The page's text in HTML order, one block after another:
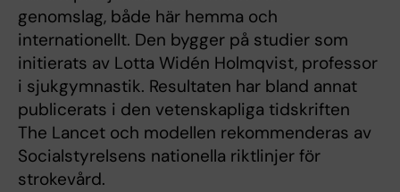
genomslag, både här hemma och
internationellt. Den bygger på studier som
initierats av Lotta Widén Holmqvist, professor
i sjukgymnastik. Resultaten har bland annat
publicerats i den vetenskapliga tidskriften
The Lancet och modellen rekommenderas av
Socialstyrelsens nationella riktlinjer för
strokevård.